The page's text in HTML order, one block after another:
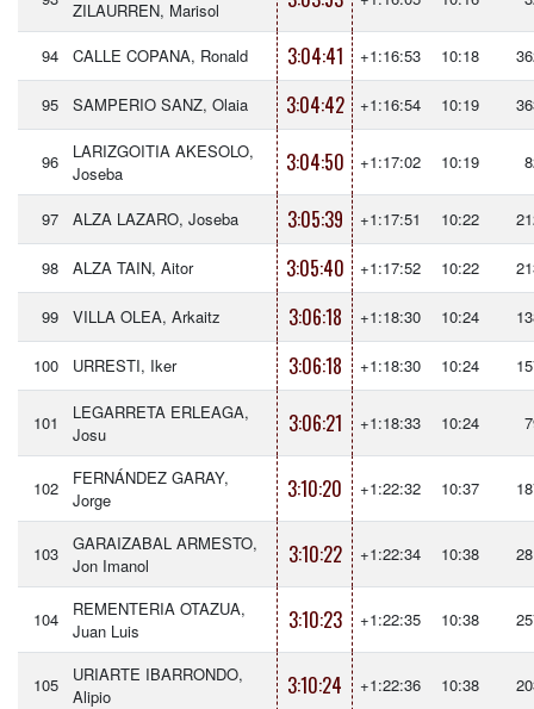
ZILAURREN, Marisol
94 CALLE COPANA, Ronald 3:04:41 +1:16:53 10:18
95 SAMPERIO SANZ, Olaia 3:04:42 +1:16:54 10:19
96
LARIZGOITIA AKESOLO,
Joseba
3:04:50 +1:17:02 10:19
97 ALZA LAZARO, Joseba 3:05:39 +1:17:51 10:22
98 ALZA TAIN, Aitor 3:05:40 +1:17:52 10:22
99 VILLA OLEA, Arkaitz 3:06:18 +1:18:30 10:24
100 URRESTI, Iker 3:06:18 +1:18:30 10:24
101
LEGARRETA ERLEAGA,
Josu
3:06:21 +1:18:33 10:24
102
FERNÁNDEZ GARAY,
Jorge
3:10:20 +1:22:32 10:37
103
GARAIZABAL ARMESTO,
Jon Imanol
3:10:22 +1:22:34 10:38
104
REMENTERIA OTAZUA,
Juan Luis
3:10:23 +1:22:35 10:38
105
URIARTE IBARRONDO,
Alipio
3:10:24 +1:22:36 10:38